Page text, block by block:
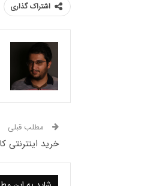
اشتراک گذاری
مطلب قبلی
خرید اینترنتی